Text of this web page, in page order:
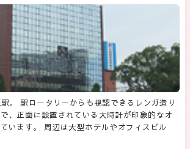
。 駅ロータリーからも視認できるレンガ造り
、正面に設置されている大時計が印象的なオ
います。 周辺は大型ホテルやオフィスビル